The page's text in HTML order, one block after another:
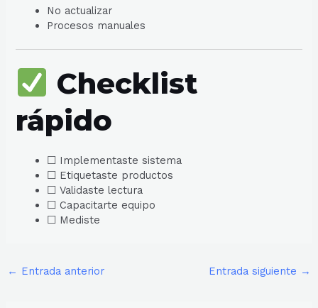
No actualizar
Procesos manuales
Checklist
rápido
☐ Implementaste sistema
☐ Etiquetaste productos
☐ Validaste lectura
☐ Capacitarte equipo
☐ Mediste
← Entrada anterior Entrada siguiente →